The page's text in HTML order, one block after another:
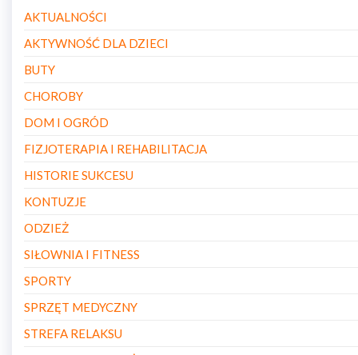
AKTUALNOŚCI
AKTYWNOŚĆ DLA DZIECI
BUTY
CHOROBY
DOM I OGRÓD
FIZJOTERAPIA I REHABILITACJA
HISTORIE SUKCESU
KONTUZJE
ODZIEŻ
SIŁOWNIA I FITNESS
SPORTY
SPRZĘT MEDYCZNY
STREFA RELAKSU